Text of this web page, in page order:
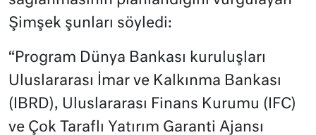
Şimşek şunları söyledi:
“Program Dünya Bankası kuruluşları
Uluslararası İmar ve Kalkınma Bankası
(IBRD), Uluslararası Finans Kurumu (IFC)
ve Çok Taraflı Yatırım Garanti Ajansı